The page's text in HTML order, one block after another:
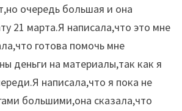
очередь большая и она
21 марта.Я написала,что это мне
готова помочь мне
деньги на материалы,так как я
написала,что я пока не
большими,она сказала,что